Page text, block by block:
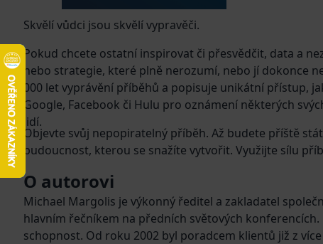
Skvělí vůdci jsou skvělí vypravěči.
Pokud chcete ostatní inspirovat či přesvědčit, data a
nebo strategie, které plně nerozumí, nebo jí dokonce
000 let vyprávění příběhů a popisuje unikátní přístup,
Google, Facebook či Hulu pro oznámení některých
lidí.
Objevte svůj nepopiratelný příběh. Až budete příště
budoucnost, kterou se snažíte vytvořit. Využijte sílu
O autorovi
Michael Margolis je výkonný ředitel a zakladatel
hlavním řečníkem na předních světových
schopnost. Od roku 2002 byl poradcem klientů již z